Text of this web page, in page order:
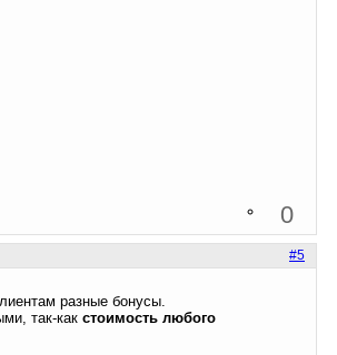
0
#5
разные бонусы.
так-как стоимость любого